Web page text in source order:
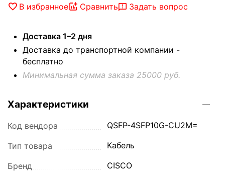
В избранное Сравнить Задать вопрос
Доставка 1–2 дня
Доставка до транспортной компании -
бесплатно
Минимальная сумма заказа 25000 руб.
Характеристики
Код вендора QSFP-4SFP10G-CU2M=
Тип товара Кабель
Бренд CISCO